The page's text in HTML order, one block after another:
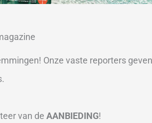
Onze vaste reporters
van de AANBIEDING!